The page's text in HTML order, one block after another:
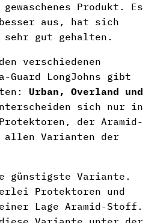
Produkt. Es
aus, hat sich
sehr gut gehalten.
verschiedenen
Guard LongJohns gibt
Urban, Overland und
sich nur in
der Aramid-
Varianten der
günstigste Variante.
Protektoren und
Lage Aramid-Stoff.